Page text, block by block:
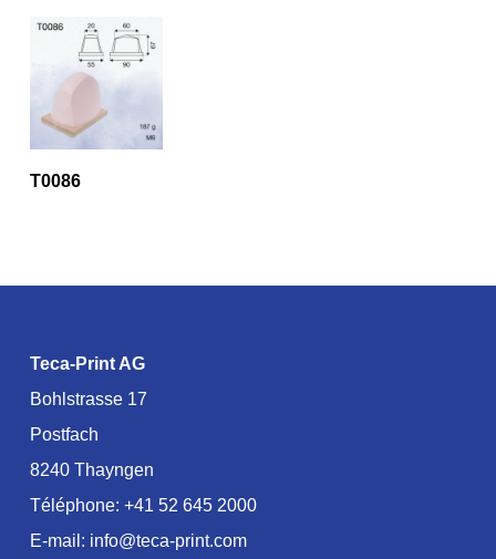
T0086
Teca-Print AG
Bohlstrasse 17
Postfach
8240 Thayngen
Téléphone: +41 52 645 2000
E-mail: info@teca-print.com